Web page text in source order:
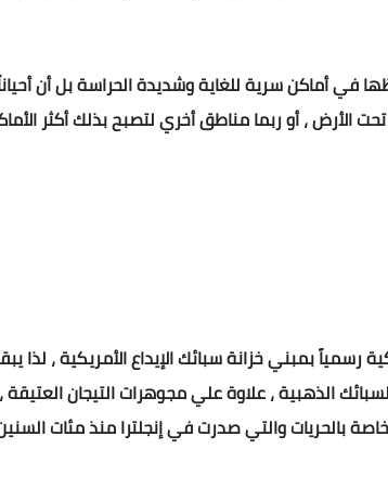
في أماكن سرية للغاية وشديدة الحراسة بل أن
الأرض ، أو ربما مناطق أخري لتصبح بذلك أكثر
رسمياً بمبني خزانة سبائك الإيداع الأمريكية ،
تحمل خزانتها نحو 8000 طن من السبائك الذهبية ، علاوة علي مجوهرات
بالحريات والتي صدرت في إنجلترا منذ مئات